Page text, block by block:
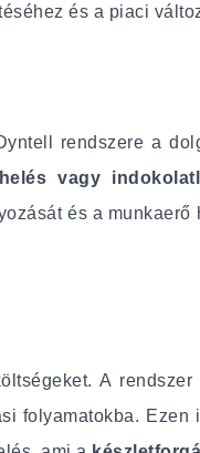
és a piaci
rendszere a
vagy
és a
A
folyamatokba. Ezen